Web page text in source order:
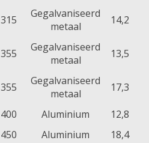
315
Gegalvaniseerd
metaal
14,2
355
Gegalvaniseerd
metaal
13,5
355
Gegalvaniseerd
metaal
17,3
400 Aluminium
12,8
450 Aluminium
18,4